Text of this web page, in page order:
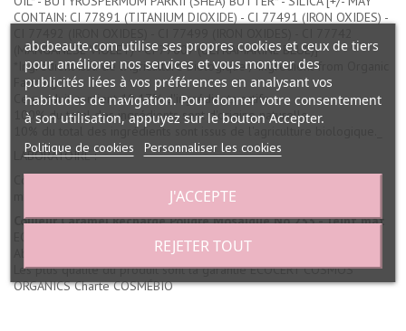
CONTAIN: CI 77891 (TITANIUM DIOXIDE) - CI 77491 (IRON OXIDES) -
(MANGANESE VIOLET) - CI 77007 (ULTRAMARINE BLUE)]
*Ingrédient issu de l'Agriculture Biologique / Ingredient from Organic
Farming
Ce produit contient 10,17% d'ingrédients actifs
100% du total des ingrédients sont d'origine naturelle
10% du total des ingrédients sont issus de l'agriculture biologique._
LABORATOIRE :
Couleur Caramel Recharge Poudre Mosaïque No 233 - Teint mat
ECOCERT COSMOS ORGANICS Charte COSMÉBIO référencé par
Les plus qualité du produit sont la garantie ECOCERT COSMOS
ORGANICS Charte COSMÉBIO
abcbeaute.com utilise ses propres cookies et ceux de tiers
pour améliorer nos services et vous montrer des
publicités liées à vos préférences en analysant vos
habitudes de navigation. Pour donner votre consentement
à son utilisation, appuyez sur le bouton Accepter.
Politique de cookies Personnaliser les cookies
REJETER TOUT
J'ACCEPTE